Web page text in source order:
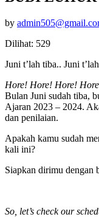
by
Dilihat: 529
Juni t’lah tiba.. Juni
Hore! Hore! Hore!
Bulan Juni sudah tiba,
Ajaran 2023 – 2024.
dan penilaian.
Apakah kamu sudah
kali ini?
Siapkan dirimu dengan
So, let’s check our